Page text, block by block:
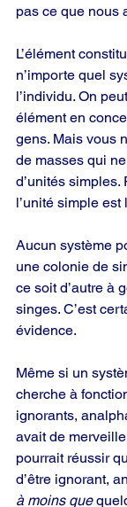
pas ce que nous
L’élément
n’importe quel
l’individu. On
élément en
gens. Mais vous
de masses qui
d’unités simples.
l’unité simple est
Aucun système
une colonie de
ce soit d’autre à
singes. C’est
évidence.
Même si un
cherche à
ignorants,
avait de
pourrait réussir
d’être ignorant,
à moins que